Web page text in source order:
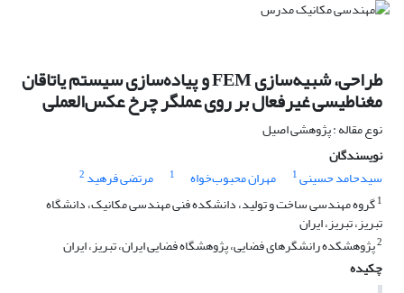
طراحی، شبیه‌سازی FEM و پیاده‌سازی سیستم یاتاقان
مغناطیسی غیرفعال بر روی عملگر چرخ عکس‌العملی
نوع مقاله : پژوهشی اصیل
نویسندگان
سیدحامد حسینی1 مهران محبوب‌خواه 1 مرتضی فرهید 2
1گروه مهندسی ساخت و تولید، دانشکده فنی مهندسی مکانیک، دانشگاه
تبریز، تبریز، ایران
2پژوهشکده رانشگرهای فضایی، پژوهشگاه فضایی ایران، تبریز، ایران
چکیده